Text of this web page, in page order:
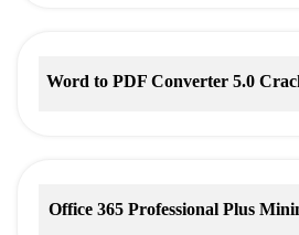
Word to PDF Converter 5.0
Office 365 Professional Plus